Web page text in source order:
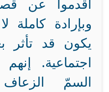
أقدموا عن
وبإرادة كاملة
يكون قد تأثر
اجتماعية.
السمّ